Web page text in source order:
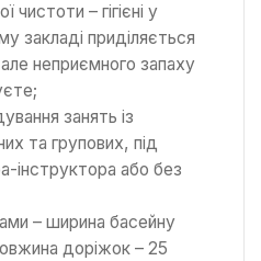
– гігієні у
закладі приділяється
неприємного запаху
занять із
та групових, під
інструктора або без
– ширина басейну
доріжок – 25